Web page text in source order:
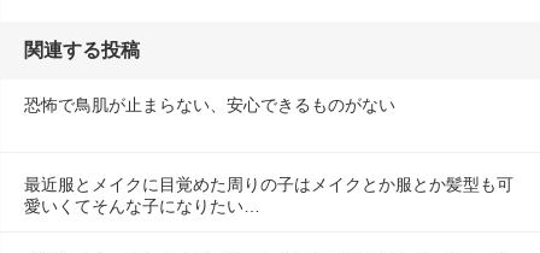
関連する投稿
恐怖で鳥肌が止まらない、安心できるものがない
最近服とメイクに目覚めた周りの子はメイクとか服とか髪型も可
愛いくてそんな子になりたい…